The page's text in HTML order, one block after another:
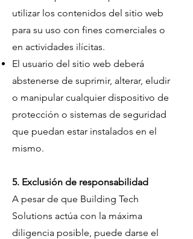
utilizar los contenidos del sitio web
para su uso con fines comerciales o
en actividades ilícitas.
El usuario del sitio web deberá
abstenerse de suprimir, alterar, eludir
o manipular cualquier dispositivo de
protección o sistemas de seguridad
que puedan estar instalados en el
mismo.
5. Exclusión de responsabilidad
A pesar de que Building Tech
Solutions actúa con la máxima
diligencia posible, puede darse el